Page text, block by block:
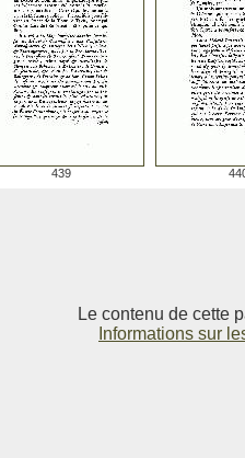
439
Le contenu de cette
Informations sur